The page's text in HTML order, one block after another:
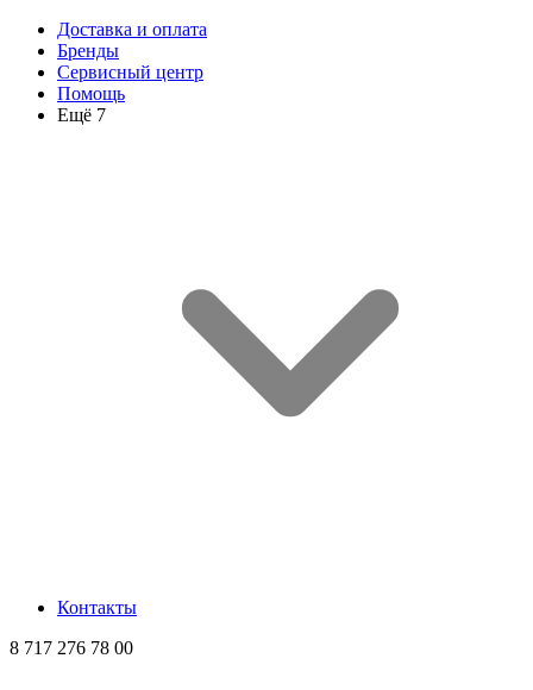
Доставка и оплата
Бренды
Сервисный центр
Помощь
Ещё 7
Контакты
8 717 276 78 00